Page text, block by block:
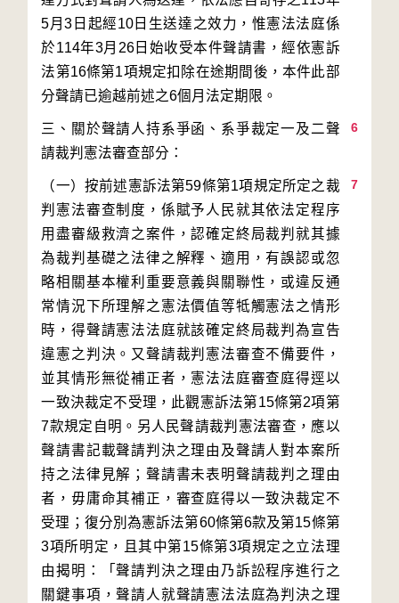
5月3日起經10日生送達之效力，惟憲法法庭係
於114年3月26日始收受本件聲請書，經依憲訴
法第16條第1項規定扣除在途期間後，本件此部
6
三、關於聲請人持系爭函、系爭裁定一及二聲
7
（一）按前述憲訴法第59條第1項規定所定之裁
判憲法審查制度，係賦予人民就其依法定程序
用盡審級救濟之案件，認確定終局裁判就其據
為裁判基礎之法律之解釋、適用，有誤認或忽
略相關基本權利重要意義與關聯性，或違反通
常情況下所理解之憲法價值等牴觸憲法之情形
時，得聲請憲法法庭就該確定終局裁判為宣告
違憲之判決。又聲請裁判憲法審查不備要件，
並其情形無從補正者，憲法法庭審查庭得逕以
一致決裁定不受理，此觀憲訴法第15條第2項第
7款規定自明。另人民聲請裁判憲法審查，應以
聲請書記載聲請判決之理由及聲請人對本案所
持之法律見解；聲請書未表明聲請裁判之理由
者，毋庸命其補正，審查庭得以一致決裁定不
受理；復分別為憲訴法第60條第6款及第15條第
3項所明定，且其中第15條第3項規定之立法理
由揭明：「聲請判決之理由乃訴訟程序進行之
關鍵事項，聲請人就聲請憲法法庭為判決之理